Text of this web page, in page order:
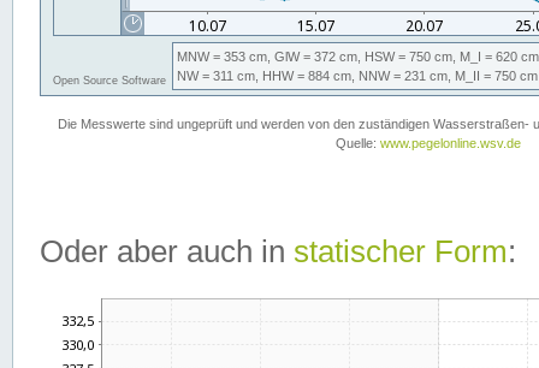
Oder aber auch in statischer Form: